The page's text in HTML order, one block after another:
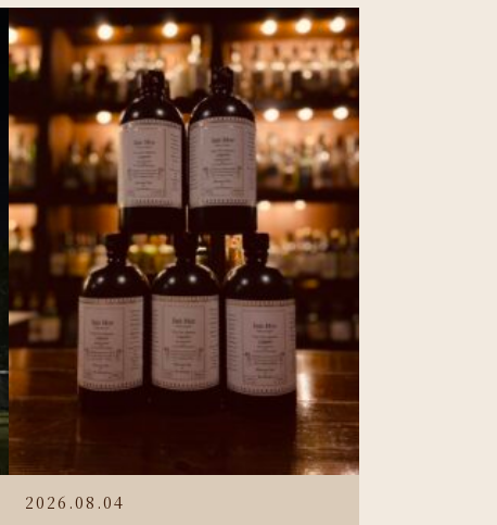
2026.08.04